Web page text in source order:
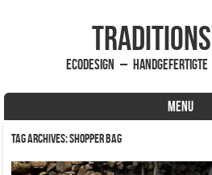
EcoDesign –
MENU
Skip to content
Tag Archives:Shopper Bag